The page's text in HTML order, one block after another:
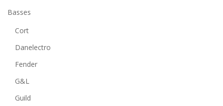
Basses
Cort
Danelectro
Fender
G&L
Guild